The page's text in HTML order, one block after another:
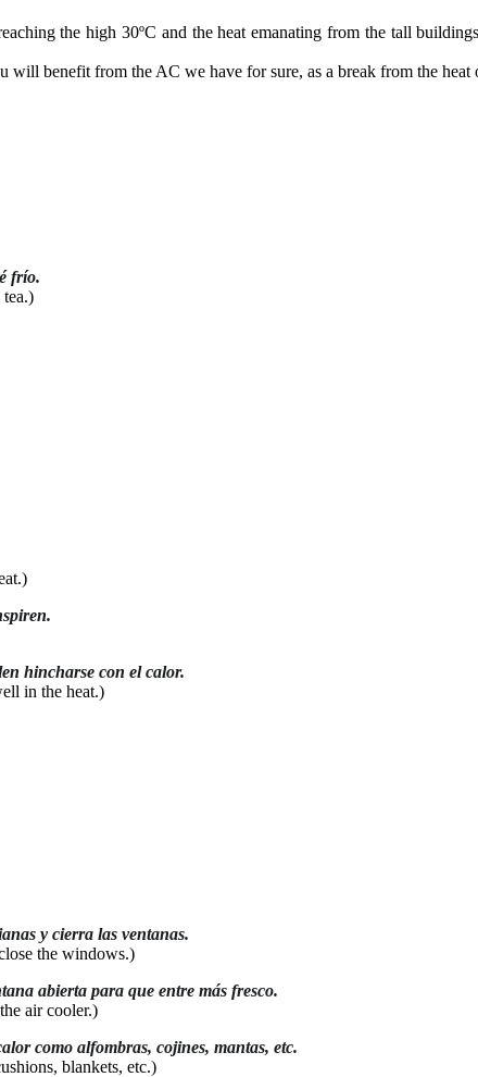
the high 30ºC and the heat emanating from the tall
will benefit from the AC we have for sure, as a break from the
frío.
hincharse con el calor.
in the heat.)
y cierra las ventanas.
the windows.)
abierta para que entre más fresco.
air cooler.)
como alfombras, cojines, mantas, etc.
blankets, etc.)